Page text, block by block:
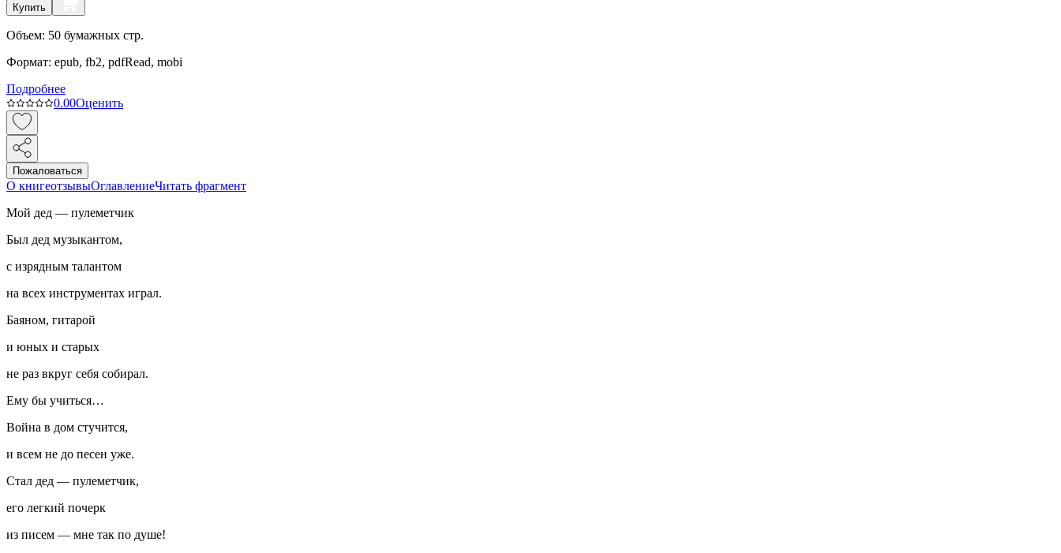
Купить
Объем: 50 бумажных стр.
Формат: epub, fb2, pdfRead, mobi
Подробнее
0.00Оценить
Пожаловаться
О книгеотзывыОглавлениеЧитать фрагмент
Мой дед — пулеметчик
Был дед музыкантом,
с изрядным талантом
на всех инструментах играл.
Баяном, гитарой
и юных и старых
не раз вкруг себя собирал.
Ему бы учиться…
Война в дом стучится,
и всем не до песен уже.
Стал дед — пулеметчик,
его легкий почерк
из писем — мне так по душе!